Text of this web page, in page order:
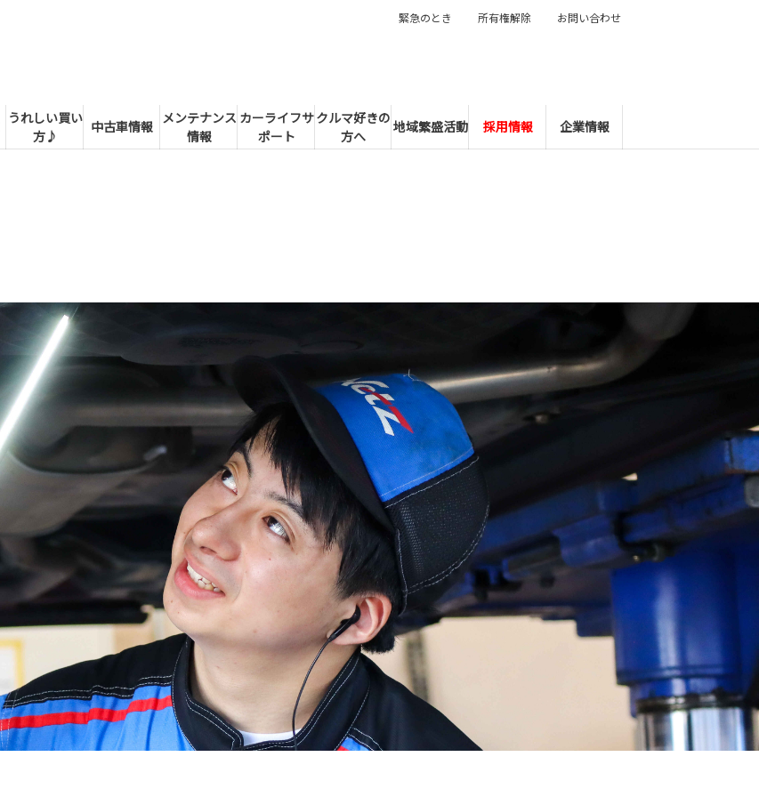
うれしい買い
方♪
中古車情報 メンテナンス
情報
カーライフサ
ポート
クルマ好きの
方へ
地域繁盛活動 採用情報 企業情報
緊急のとき 所有権解除 お問い合わせ